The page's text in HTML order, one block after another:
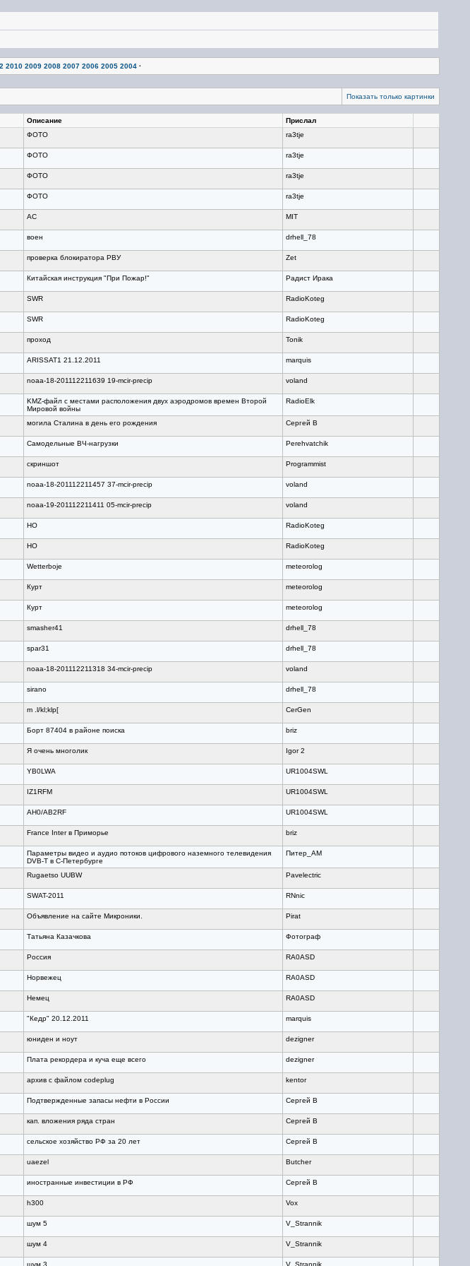
2010 2009 2008 2007 2006 2005 2004·
Показать только картинки
Описание
Прислал
ФОТО ra3tje
ФОТО ra3tje
ФОТО ra3tje
ФОТО ra3tje
АС MIT
воен drhell_78
проверка блокиратора РВУ Zet
Китайская инструкция "При Пожар!" Радист Ирака
SWR RadioKoteg
SWR RadioKoteg
проход Tonik
ARISSAT1 21.12.2011 marquis
noaa-18-201112211639 19-mcir-precip voland
KMZ-файл с местами расположения двух аэродромов времен Второй
Мировой войны
RadioElk
могила Сталина в день его рождения Сергей В
Самодельные ВЧ-нагрузки Perehvatchik
скриншот Programmist
noaa-18-201112211457 37-mcir-precip voland
noaa-19-201112211411 05-mcir-precip voland
НО RadioKoteg
НО RadioKoteg
Wetterboje meteorolog
Курт meteorolog
Курт meteorolog
smasher41 drhell_78
spar31 drhell_78
noaa-18-201112211318 34-mcir-precip voland
sirano drhell_78
m .l/kl;klp[ CerGen
Борт 87404 в районе поиска briz
Я очень многолик Igor 2
YB0LWA UR1004SWL
IZ1RFM UR1004SWL
AH0/AB2RF UR1004SWL
France Inter в Приморье briz
Параметры видео и аудио потоков цифрового наземного телевидения
DVB-T в С-Петербурге
Питер_AM
Rugaetso UUBW Pavelectric
SWAT-2011 RNnic
Объявление на сайте Микроники. Pirat
Татьяна Казачкова Фотограф
Россия RA0ASD
Норвежец RA0ASD
Немец RA0ASD
"Кедр" 20.12.2011 marquis
юниден и ноут dezigner
Плата рекордера и куча еще всего dezigner
архив с файлом codeplug kentor
Подтвержденные запасы нефти в России Сергей В
кап. вложения ряда стран Сергей В
сельское хозяйство РФ за 20 лет Сергей В
uaezel Butcher
иностранные инвестиции в РФ Сергей В
h300 Vox
шум 5 V_Strannik
шум 4 V_Strannik
шум 3 V_Strannik